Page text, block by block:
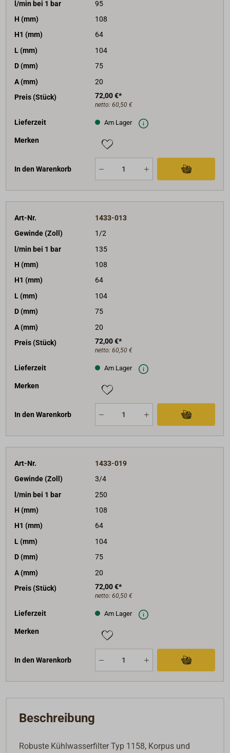
l/min bei 1 bar
95
H (mm)
108
H1 (mm)
64
L (mm)
104
D (mm)
75
A (mm)
20
Preis (Stück)
72,00 €*
netto: 60,50 €
Lieferzeit Am Lager
Merken
In den Warenkorb
Art-Nr.
1433-013
Gewinde (Zoll)
1/2
l/min bei 1 bar
135
H (mm)
108
H1 (mm)
64
L (mm)
104
D (mm)
75
A (mm)
20
Preis (Stück)
72,00 €*
netto: 60,50 €
Lieferzeit Am Lager
Merken
In den Warenkorb
Art-Nr.
1433-019
Gewinde (Zoll)
3/4
l/min bei 1 bar
250
H (mm)
108
H1 (mm)
64
L (mm)
104
D (mm)
75
A (mm)
20
Preis (Stück)
72,00 €*
netto: 60,50 €
Lieferzeit Am Lager
Merken
In den Warenkorb
Beschreibung
Robuste Kühlwasserfilter Typ 1158, Korpus und